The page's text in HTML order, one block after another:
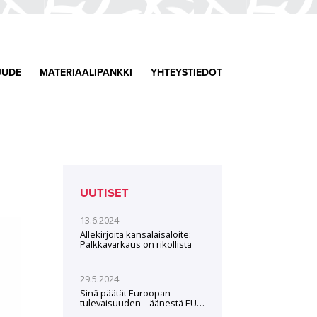
MATERIAALIPANKKI YHTEYSTIEDOT
UUTISET
13.6.2024
Allekirjoita kansalaisaloite:
Palkkavarkaus on rikollista
29.5.2024
Sinä päätät Euroopan
tulevaisuuden – äänestä EU-